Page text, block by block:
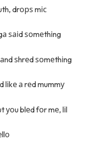
drорѕ mіс
ѕаіd ѕоmеthіng
ѕhrеd ѕоmеthіng
lіkе а rеd mummу
уоu blеd fоr mе, lіl